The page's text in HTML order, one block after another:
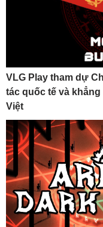
VLG Play tham dự
tác quốc tế và
Việt